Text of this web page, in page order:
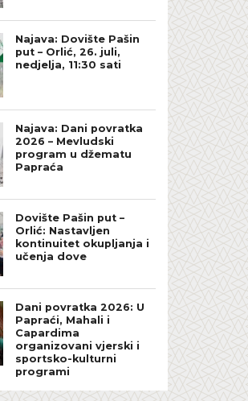
Najava: Dovište Pašin
put – Orlić, 26. juli,
nedjelja, 11:30 sati
Najava: Dani povratka
2026 – Mevludski
program u džematu
Papraća
Dovište Pašin put –
Orlić: Nastavljen
kontinuitet okupljanja i
učenja dove
Dani povratka 2026: U
Papraći, Mahali i
Capardima
organizovani vjerski i
sportsko-kulturni
programi